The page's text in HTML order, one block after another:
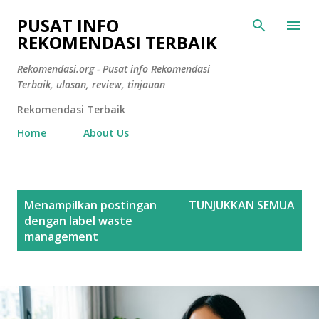
Langsung ke konten utama
PUSAT INFO
REKOMENDASI TERBAIK
Rekomendasi.org - Pusat info Rekomendasi
Terbaik, ulasan, review, tinjauan
Rekomendasi Terbaik
Home
About Us
n
g
Menampilkan postingan
dengan label waste
management
TUNJUKKAN SEMUA